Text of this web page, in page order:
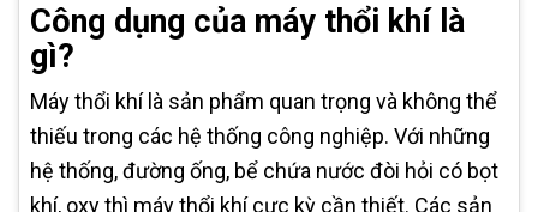
Công dụng của máy thổi khí là
gì?
Máy thổi khí là sản phẩm quan trọng và không thể
thiếu trong các hệ thống công nghiệp. Với những
hệ thống, đường ống, bể chứa nước đòi hỏi có bọt
khí, oxy thì máy thổi khí cực kỳ cần thiết. Các sản